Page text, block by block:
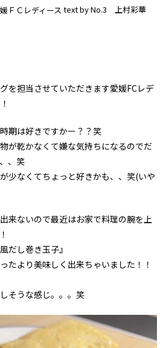
ＦＣレディース text by No.3 上村彩華
を担当させていただきます愛媛FCレデ
期は好きですかー？？笑
が乾かなくて嫌な気持ちになるのでだ
、笑
少なくてちょっと好きかも、、笑(いや
来ないので最近はお家で料理の腕を上
だし巻き玉子』
たより美味しく出来ちゃいました！！
そうな感じ。。。笑